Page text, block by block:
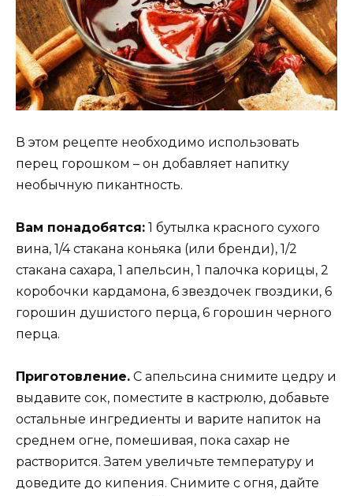
В этом рецепте необходимо использовать
перец горошком – он добавляет напитку
необычную пикантность.
Вам понадобятся: 1 бутылка красного сухого
вина, 1/4 стакана коньяка (или бренди), 1/2
стакана сахара, 1 апельсин, 1 палочка корицы, 2
коробочки кардамона, 6 звездочек гвоздики, 6
горошин душистого перца, 6 горошин черного
перца.
Приготовление. С апельсина снимите цедру и
выдавите сок, поместите в кастрюлю, добавьте
остальные ингредиенты и варите напиток на
среднем огне, помешивая, пока сахар не
растворится. Затем увеличьте температуру и
доведите до кипения. Снимите с огня, дайте